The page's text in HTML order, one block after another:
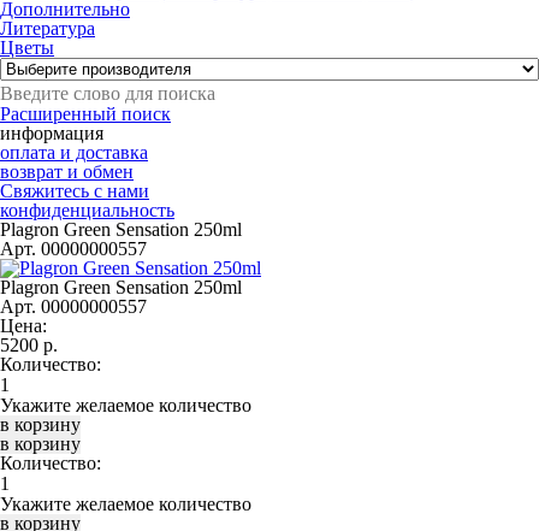
Дополнительно
Литература
Цветы
Расширенный поиск
информация
оплата и доставка
возврат и обмен
Свяжитесь с нами
конфиденциальность
Plagron Green Sensation 250ml
Арт. 00000000557
Plagron Green Sensation 250ml
Арт. 00000000557
Цена:
5200 р.
Количество:
Укажите желаемое количество
Количество:
Укажите желаемое количество